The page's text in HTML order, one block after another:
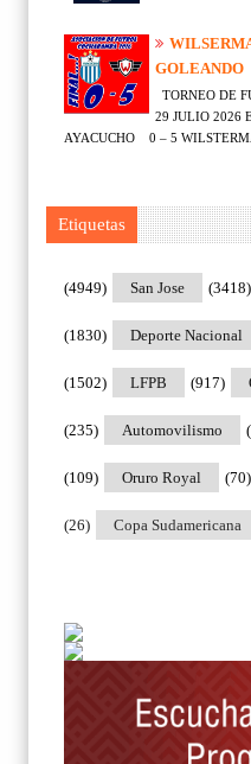
GOLEANDO
TORNEO DE
29 JULIO 2026
AYACUCHO 0 – 5
Etiquetas
San Jose
(4949) (3418)
Deporte Nacional
(1830)
LFPB
(1502) (917)
Automovilismo
(235)
Oruro Royal
(109) (70)
Copa Sudamericana
(26)